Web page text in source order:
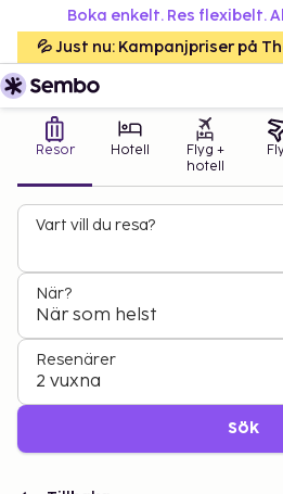
Boka enkelt. Res flexibelt.
💦 Just nu: Kampanjpriser på
Resor Hotell
Flyg +
hotell
Vart vill du resa?
När?
När som helst
Resenärer
2 vuxna
Sök